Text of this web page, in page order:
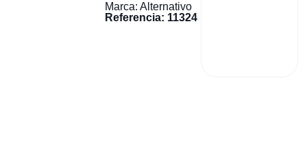
Marca: Alternativo
Referencia: 11324